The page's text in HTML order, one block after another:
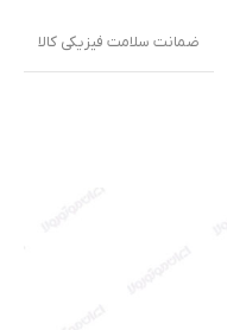
ضمانت سلامت فیزیکی کالا